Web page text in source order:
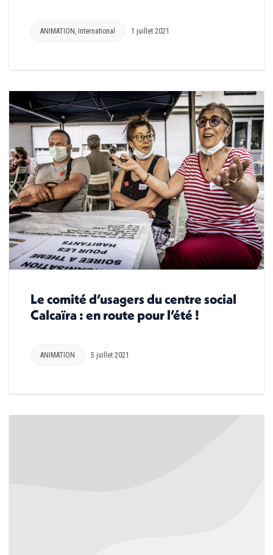
ANIMATION International 1 juillet 2021
Le comité d’usagers du centre social
Calcaïra : en route pour l’été !
ANIMATION 5 juillet 2021